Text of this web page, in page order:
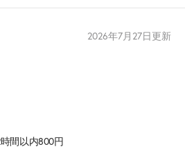
2026年7月27日更新
間以内800円